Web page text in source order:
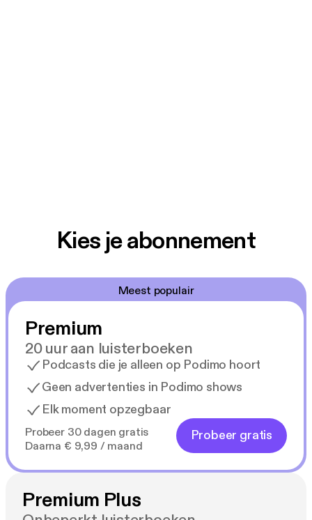
Kies je abonnement
Meest populair
Premium
20 uur aan luisterboeken
Podcasts die je alleen op Podimo hoort
Geen advertenties in Podimo shows
Elk moment opzegbaar
Probeer 30 dagen gratis
Daarna € 9,99 / maand
Probeer gratis
Premium Plus